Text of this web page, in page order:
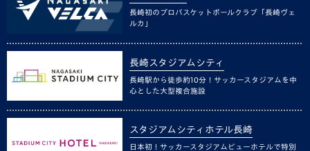
長崎初のプロバスケットボールクラブ「長崎ヴェ
ルカ」
長崎スタジアムシティ
長崎駅から徒歩約10分！サッカースタジアムを中
心とした大型複合施設
スタジアムシティホテル長崎
日本初！サッカースタジアムビューホテルで特別